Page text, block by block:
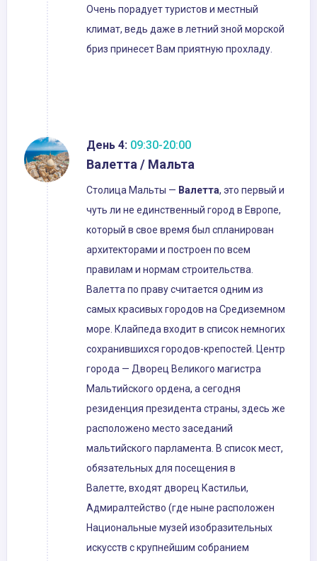
Очень порадует туристов и местный
климат, ведь даже в летний зной морской
бриз принесет Вам приятную прохладу.
День 4: 09:30-20:00
Валетта / Мальта
Столица Мальты — Валетта, это первый и
чуть ли не единственный город в Европе,
который в свое время был спланирован
архитекторами и построен по всем
правилам и нормам строительства.
Валетта по праву считается одним из
самых красивых городов на Средиземном
море. Клайпеда входит в список немногих
сохранившихся городов-крепостей. Центр
города — Дворец Великого магистра
Мальтийского ордена, а сегодня
резиденция президента страны, здесь же
расположено место заседаний
мальтийского парламента. В список мест,
обязательных для посещения в
Валетте, входят дворец Кастильи,
Адмиралтейство (где ныне расположен
Национальные музей изобразительных
искусств с крупнейшим собранием